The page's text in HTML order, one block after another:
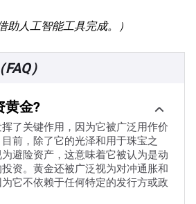
助人工智能工具完成。）
）
黄金?
了关键作用，因为它被广泛用作价
前，除了它的光泽和用于珠宝之
避险资产，这意味着它被认为是动
资。黄金还被广泛视为对冲通胀和
它不依赖于任何特定的发行方或政